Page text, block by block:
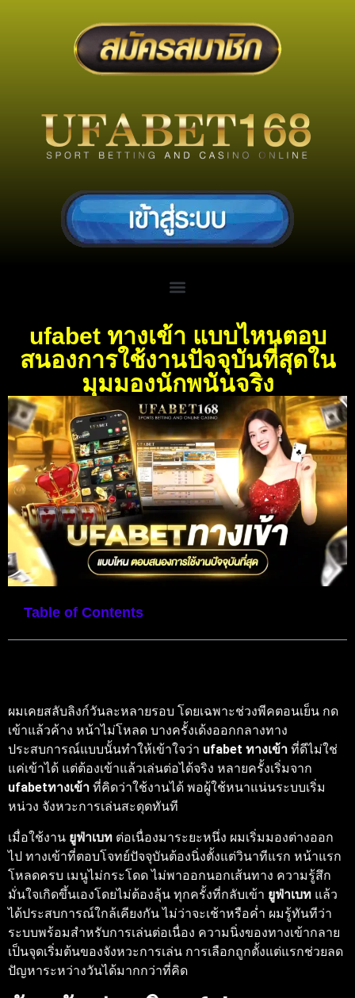
ufabet ทางเข้า แบบไหนตอบ
สนองการใช้งานปัจจุบันที่สุดใน
มุมมองนักพนันจริง
Table of Contents
ผมเคยสลับลิงก์วันละหลายรอบ โดยเฉพาะช่วงพีคตอนเย็น กด
เข้าแล้วค้าง หน้าไม่โหลด บางครั้งเด้งออกกลางทาง
ประสบการณ์แบบนั้นทำให้เข้าใจว่า ufabet ทางเข้า ที่ดีไม่ใช่
แค่เข้าได้ แต่ต้องเข้าแล้วเล่นต่อได้จริง หลายครั้งเริ่มจาก
ufabetทางเข้า ที่คิดว่าใช้งานได้ พอผู้ใช้หนาแน่นระบบเริ่ม
หน่วง จังหวะการเล่นสะดุดทันที
เมื่อใช้งาน ยูฟ่าเบท ต่อเนื่องมาระยะหนึ่ง ผมเริ่มมองต่างออก
ไป ทางเข้าที่ตอบโจทย์ปัจจุบันต้องนิ่งตั้งแต่วินาทีแรก หน้าแรก
โหลดครบ เมนูไม่กระโดด ไม่พาออกนอกเส้นทาง ความรู้สึก
มั่นใจเกิดขึ้นเองโดยไม่ต้องลุ้น ทุกครั้งที่กลับเข้า ยูฟ่าเบท แล้ว
ได้ประสบการณ์ใกล้เคียงกัน ไม่ว่าจะเช้าหรือค่ำ ผมรู้ทันทีว่า
ระบบพร้อมสำหรับการเล่นต่อเนื่อง ความนิ่งของทางเข้ากลาย
เป็นจุดเริ่มต้นของจังหวะการเล่น การเลือกถูกตั้งแต่แรกช่วยลด
ปัญหาระหว่างวันได้มากกว่าที่คิด